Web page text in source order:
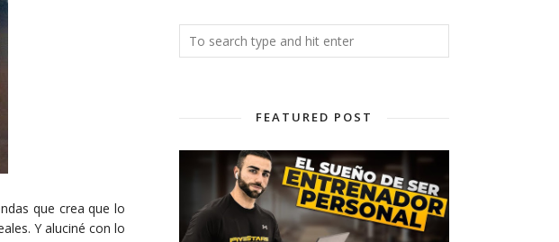
que crea que lo
Y aluciné con lo
FEATURED POST